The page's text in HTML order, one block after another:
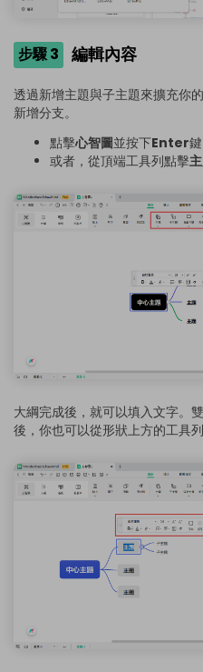
步驟 3 編輯內容
透過新增主題與子主題來擴充你
新增分支。
點擊心智圖並按下Enter
或者，從頂端工具列點擊
大綱完成後，就可以填入文字。
後，你也可以從形狀上方的工具